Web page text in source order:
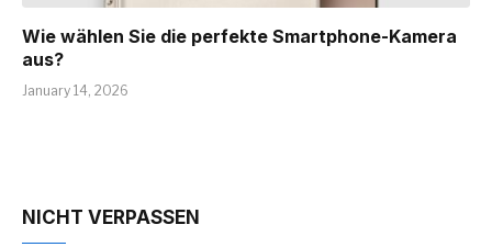
Wie wählen Sie die perfekte Smartphone-Kamera
aus?
January 14, 2026
NICHT VERPASSEN